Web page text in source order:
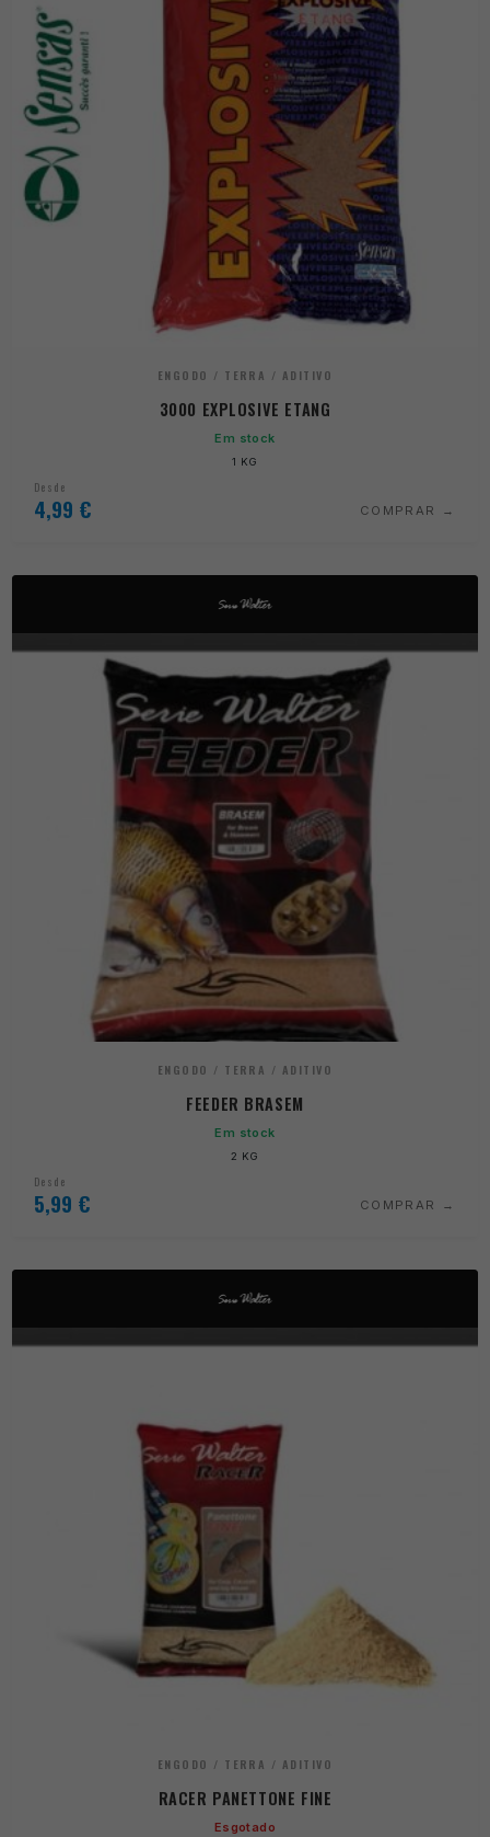
ENGODO / TERRA / ADITIVO
3000 EXPLOSIVE ETANG
Em stock
1 KG
Desde
4,99 € COMPRAR
ENGODO / TERRA / ADITIVO
FEEDER BRASEM
Em stock
2 KG
Desde
5,99 € COMPRAR
ENGODO / TERRA / ADITIVO
RACER PANETTONE FINE
Esgotado